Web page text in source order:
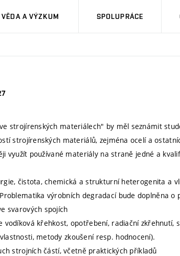
VĚDA A VÝZKUM SPOLUPRÁCE
strojírenských materiálech" by měl seznámit
strojírenských materiálů, zejména ocelí a
využít používané materiály na straně jedné a
čistota, chemická a strukturní heterogenita a
výrobních degradací bude doplněna o
svarových spojích
vodíková křehkost, opotřebení, radiační
metody zkoušení resp. hodnocení).
strojních částí, včetně praktických příkladů